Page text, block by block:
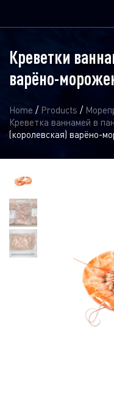
Креветки
варёно-
Home / Products /
Креветка ваннамей в
(королевская) варёно-